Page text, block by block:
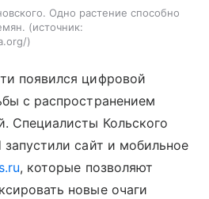
Одно растение способно
источник:
появился цифровой
с распространением
Специалисты Кольского
сайт и мобильное
, которые позволяют
новые очаги